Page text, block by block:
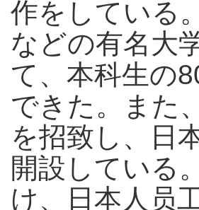
作をしている
などの有名大
て、本科生の
できた。また
を招致し、日
開設している
け、日本人员